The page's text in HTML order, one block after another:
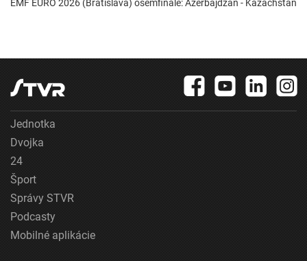
EMF EURO 2026 (Bratislava) osemfinále: Azerbajdžan - Kazachstan
Jednotka
Dvojka
24
Šport
Správy STVR
Podcasty
Mobilné aplikácie